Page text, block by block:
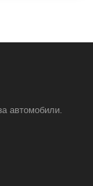
автомобили.